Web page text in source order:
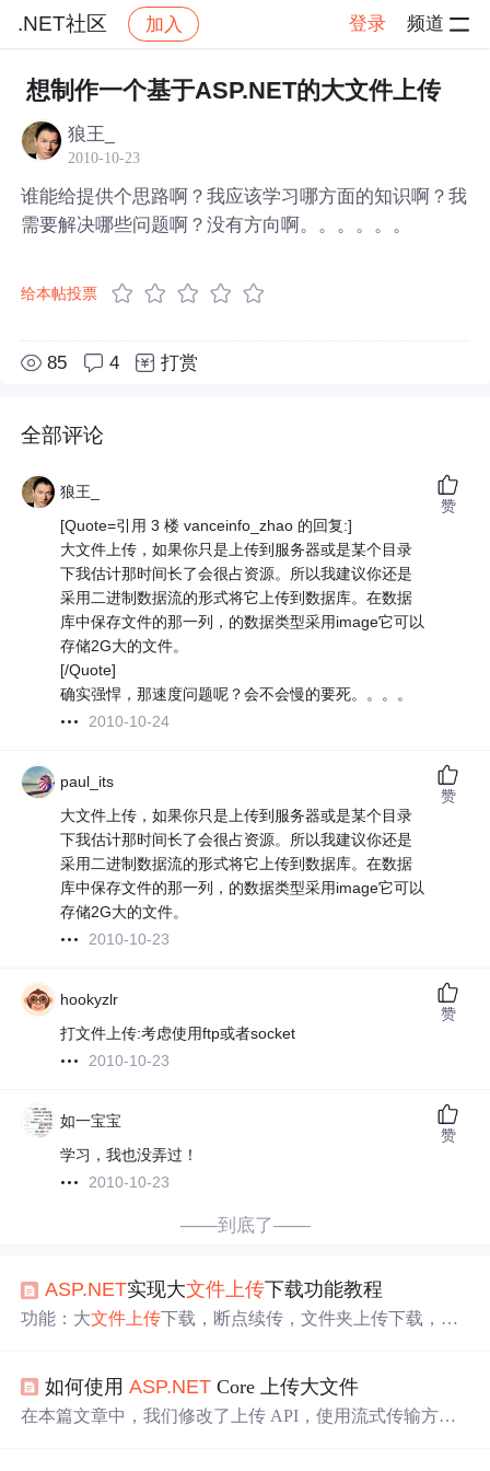
.NET社区 加入 登录 频道
社区 .NET社区
想制作一个基于ASP.NET的大文件上传
狼王_
2010-10-23
谁能给提供个思路啊？我应该学习哪方面的知识啊？我
需要解决哪些问题啊？没有方向啊。。。。。。
给本帖投票
85 4 打赏
全部评论
狼王_
[Quote=引用 3 楼 vanceinfo_zhao 的回复:]
大文件上传，如果你只是上传到服务器或是某个目录
下我估计那时间长了会很占资源。所以我建议你还是
采用二进制数据流的形式将它上传到数据库。在数据
库中保存文件的那一列，的数据类型采用image它可以
存储2G大的文件。
[/Quote]
确实强悍，那速度问题呢？会不会慢的要死。。。。
2010-10-24
赞
paul_its
大文件上传，如果你只是上传到服务器或是某个目录
下我估计那时间长了会很占资源。所以我建议你还是
采用二进制数据流的形式将它上传到数据库。在数据
库中保存文件的那一列，的数据类型采用image它可以
存储2G大的文件。
2010-10-23
赞
hookyzlr
打文件上传:考虑使用ftp或者socket
2010-10-23
赞
如一宝宝
学习，我也没弄过！
2010-10-23
赞
——到底了——
ASP.NET实现大文件上传下载功能教程
功能：大文件上传下载，断点续传，文件夹上传下载，加
vb.net,.net core,.net mvc,.net webform平台：Windows,macOS,
Linux,Ubuntu,RedHat,CentOS,中标麒麟,银河麒麟,统信UOS,
如何使用ASP.NET Core 上传大文件
在本篇文章中，我们修改了上传 API，使用流式传输方法